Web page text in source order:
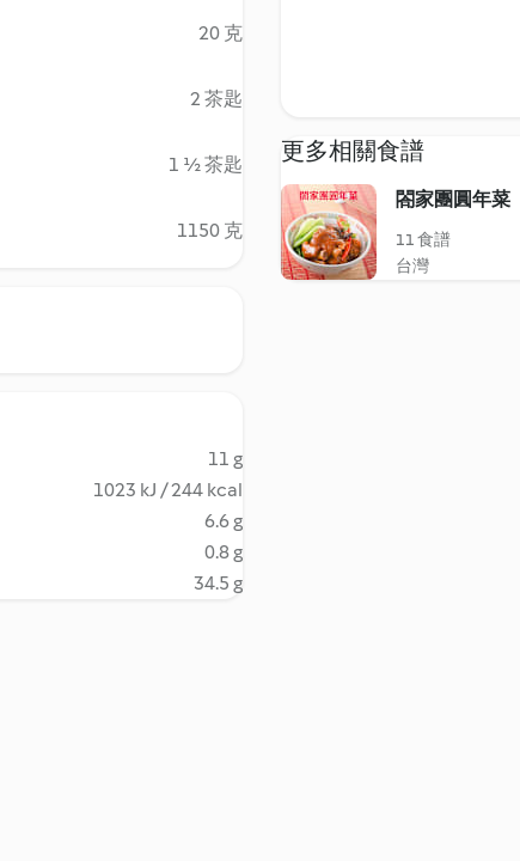
20 克
2 茶匙
1 ½ 茶匙
1150 克
11 g
1023 kJ / 244 kcal
6.6 g
0.8 g
34.5 g
更多相關食譜
閤家團圓年菜
11 食譜
台灣